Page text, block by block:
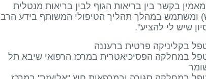
מאמין בקשר בין בריאות הגוף לבין בריאות מנטלית
ומשתמש במהלך תהליך הטיפולי המשותף בידע הרב
שיש לי להציע".
בקליניקה פרטית ברעננה
במחלקה הפסיכיאטרית במרכז הרפואי שיבא תל